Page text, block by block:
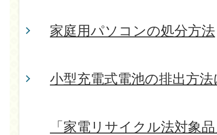
家庭用パソコンの処分方法
小型充電式電池の排出方
「家電リサイクル法対象